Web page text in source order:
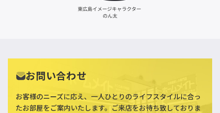
お問い合わせ
お客様のニーズに応え、一人ひとりのライフスタイルに合っ
たお部屋をご案内いたします。ご来店をお待ち致しておりま